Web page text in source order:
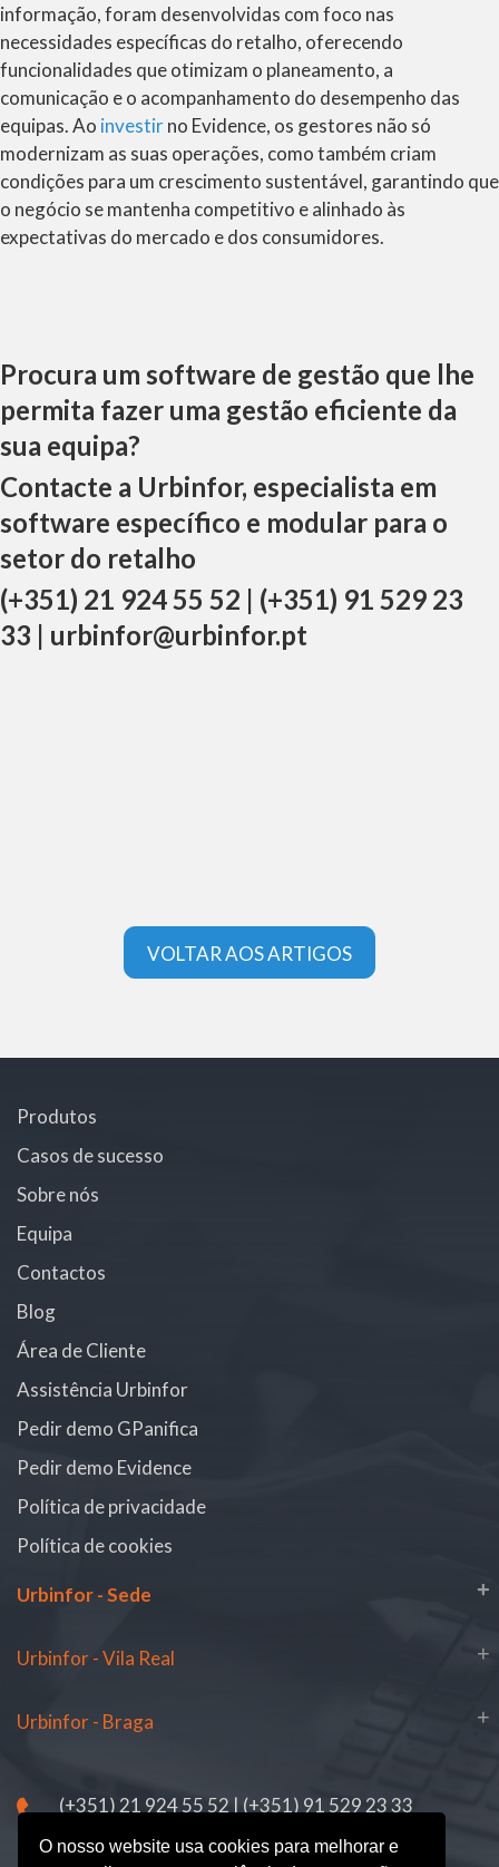
O nosso website usa cookies para melhorar e
informação, foram desenvolvidas com foco nas
necessidades específicas do retalho, oferecendo
funcionalidades que otimizam o planeamento, a
comunicação e o acompanhamento do desempenho das
equipas. Ao investirno Evidence, os gestores não só
modernizam as suas operações, como também criam
condições para um crescimento sustentável, garantindo que
o negócio se mantenha competitivo e alinhado às
expectativas do mercado e dos consumidores.
Procura um software de gestão que lhe
permita fazer uma gestão eficiente da
sua equipa?
Contacte a Urbinfor, especialista em
software específico e modular para o
setor do retalho
(+351) 21 924 55 52 | (+351) 91 529 23
33 | urbinfor@urbinfor.pt
VOLTAR AOS ARTIGOS
Produtos
Casos de sucesso
Sobre nós
Equipa
Contactos
Blog
Área de Cliente
Assistência Urbinfor
Pedir demo GPanifica
Pedir demo Evidence
Política de privacidade
Política de cookies
Urbinfor - Sede +
Urbinfor - Vila Real +
Urbinfor - Braga +
(+351) 21 924 55 52 | (+351) 91 529 23 33